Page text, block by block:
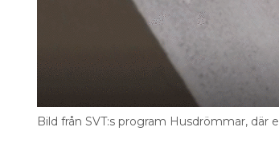
Bild från SVT:s program Husdrömmar, där